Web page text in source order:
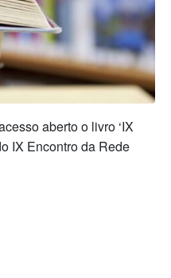
aberto o livro ‘IX
IX Encontro da Rede